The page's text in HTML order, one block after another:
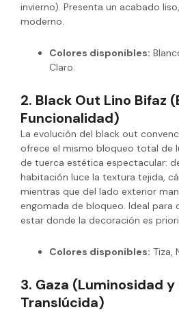
invierno). Presenta un acabado
moderno.
Colores disponibles:
Claro.
2. Black Out Lino Bifaz
Funcionalidad)
La evolución del black out
ofrece el mismo bloqueo total de
de tuerca estética espectacular:
habitación luce la textura tejida,
mientras que del lado exterior
engomada de bloqueo. Ideal para
estar donde la decoración es
Colores disponibles: Tiza,
3. Gaza (Luminosidad y
Translúcida)